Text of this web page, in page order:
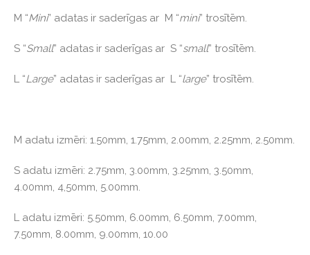
M “Mini” adatas ir saderīgas ar M “mini” trosītēm.
S “Small” adatas ir saderīgas ar S “small” trosītēm.
L “Large” adatas ir saderīgas ar L “large” trosītēm.
M adatu izmēri: 1.50mm, 1.75mm, 2.00mm, 2.25mm, 2.50mm.
S adatu izmēri: 2.75mm, 3.00mm, 3.25mm, 3.50mm,
4.00mm, 4,50mm, 5.00mm.
L adatu izmēri: 5.50mm, 6.00mm, 6.50mm, 7.00mm,
7.50mm, 8.00mm, 9.00mm, 10.00